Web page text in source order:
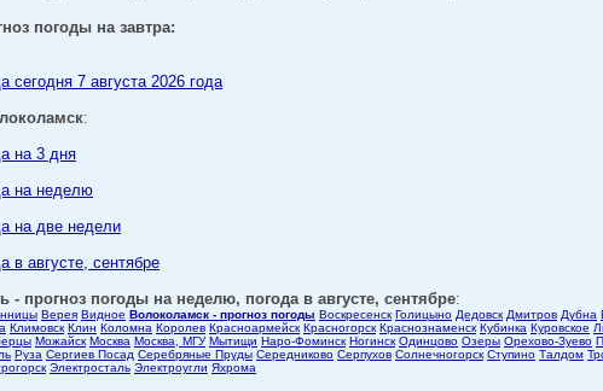
погоды на завтра:
сегодня 7 августа 2026 года
:
на 3 дня
на неделю
на две недели
в августе, сентябре
- прогноз погоды на неделю, погода в августе, сентябре:
Верея Видное Волоколамск - прогноз погоды Воскресенск Голицыно Дедовск Дмитров Дубна
Климовск Клин Коломна Королев Красноармейск Красногорск Краснознаменск Кубинка Куровское
Можайск Москва Москва, МГУ Мытищи Наро-Фоминск Ногинск Одинцово Озеры Орехово-Зуево
Руза Сергиев Посад Серебряные Пруды Середниково Серпухов Солнечногорск Ступино Талдом
Электросталь Электроугли Яхрома